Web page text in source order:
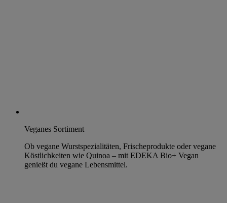
Veganes Sortiment
Ob vegane Wurstspezialitäten, Frischeprodukte oder vegane
Köstlichkeiten wie Quinoa – mit EDEKA Bio+ Vegan
genießt du vegane Lebensmittel.